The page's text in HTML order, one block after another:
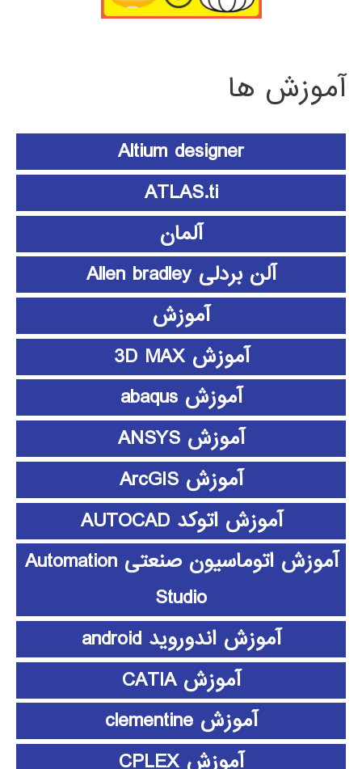
آموزش ها
Altium designer
ATLAS.ti
آلمان
آلن بردلی Allen bradley
آموزش
آموزش 3D MAX
آموزش abaqus
آموزش ANSYS
آموزش ArcGIS
آموزش اتوکد AUTOCAD
آموزش اتوماسیون صنعتی Automation
Studio
آموزش اندوروید android
آموزش CATIA
آموزش clementine
آموزش CPLEX